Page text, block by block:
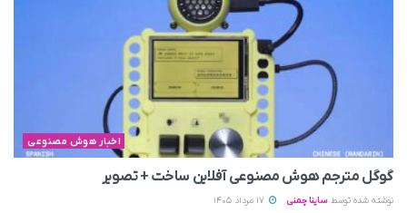
اخبار هوش مصنوعی
گوگل مترجم هوش مصنوعی آفلاین ساخت + تصویر
نوشته شده توسط ساینا چمنی